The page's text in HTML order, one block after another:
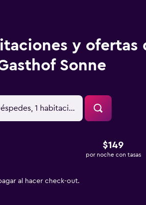
y ofertas
Sonne
1 habitación
$149
por noche con tasas
al hacer check-out.